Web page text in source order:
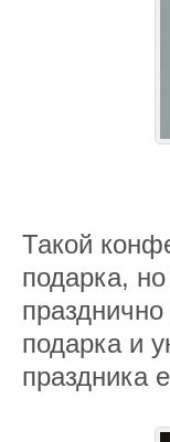
Такой
подарка,
подарка и
праздника